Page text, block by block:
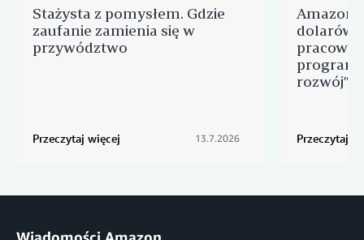
Stażysta z pomysłem. Gdzie
zaufanie zamienia się w
przywództwo
Przeczytaj więcej 13.7.2026
Amazon
dolarów
rozwój”
Przeczytaj